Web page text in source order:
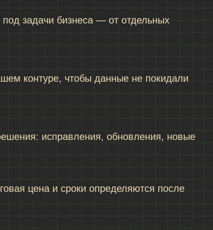
задачи бизнеса — от отдельных
контуре, чтобы данные не покидали
исправления, обновления, новые
цена и сроки определяются после